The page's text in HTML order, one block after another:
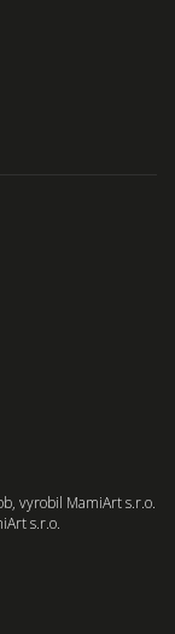
vyrobil MamiArt s.r.o.
s.r.o.